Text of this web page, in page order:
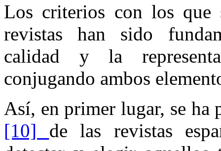
Los criterios con los que
revistas han sido
calidad y la
conjugando ambos
Así, en primer lugar, se ha
[10] de las revistas